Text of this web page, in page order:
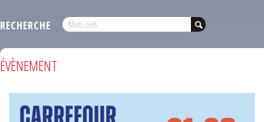
RECHERCHE
ÉVÈNEMENT